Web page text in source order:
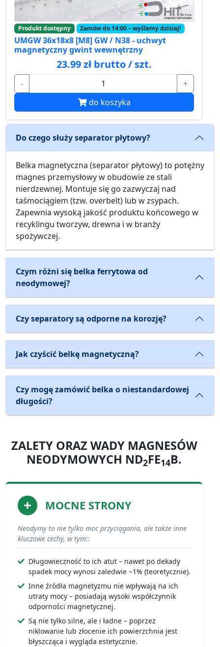
Produkt dostępny Zamów do 14:00 – wyślemy dzisiaj!
UMGW 36x18x8 [M8] GW / N38 - uchwyt
magnetyczny gwint wewnętrzny
23.99 zł brutto / szt.
-
+
do koszyka
Do czego służy separator płytowy?
Belka magnetyczna (separator płytowy) to potężny
magnes przemysłowy w obudowie ze stali
nierdzewnej. Montuje się go zazwyczaj nad
taśmociągiem (tzw. overbelt) lub w zsypach.
Zapewnia wysoką jakość produktu końcowego w
recyklingu tworzyw, drewna i w branży
spożywczej.
Czym różni się belka ferrytowa od
neodymowej?
Czy separatory są odporne na korozję?
Jak czyścić belkę magnetyczną?
Czy mogę zamówić belka o niestandardowej
długości?
ZALETY ORAZ WADY MAGNESÓW
NEODYMOWYCH ND2FE14B.
MOCNE STRONY
Neodymy to nie tylko moc przyciągania, ale także inne
kluczowe cechy, w tym::
Długowieczność to ich atut – nawet po dekady
spadek mocy wynosi zaledwie ~1% (teoretycznie).
Inne źródła magnetyzmu nie wpływają na ich
utraty mocy – posiadają wysoki współczynnik
odporności magnetycznej.
Są nie tylko silne, ale i ładne – poprzez
niklowanie lub złocenie ich powierzchnia jest
błyszcząca i wygląda estetycznie.